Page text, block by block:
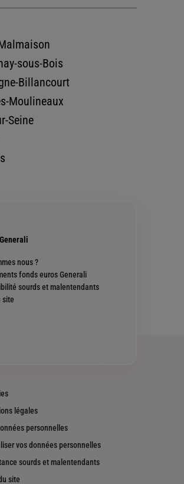
sous-Bois
Billancourt
Moulineaux
Seine
Generali
nous ?
fonds euros Generali
sourds et malentendants
site
légales
personnelles
vos données personnelles
sourds et malentendants
site